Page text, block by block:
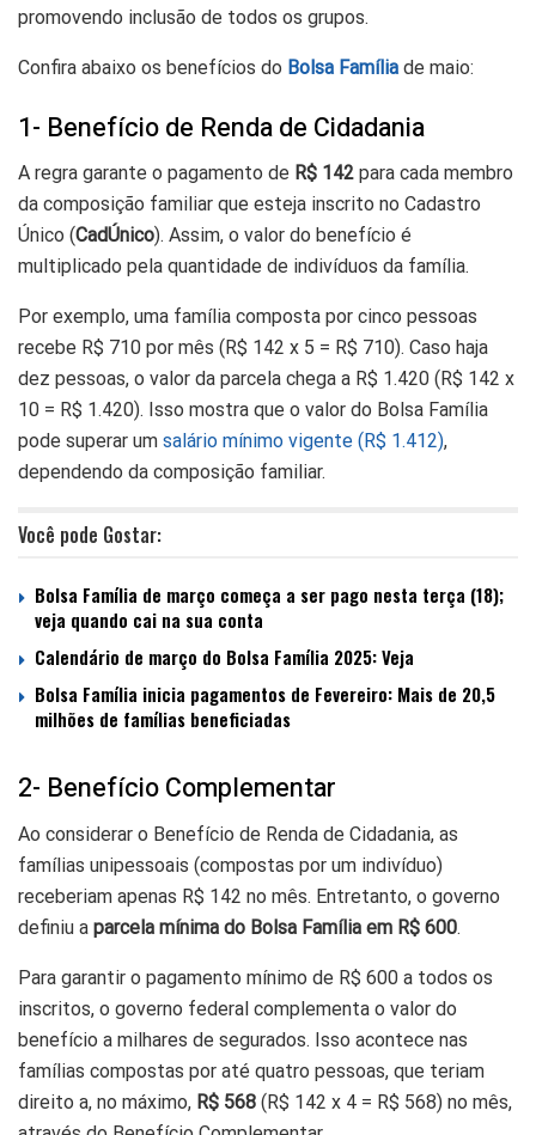
promovendo inclusão de todos os grupos.
Confira abaixo os benefícios do Bolsa Família de maio:
1- Benefício de Renda de Cidadania
A regra garante o pagamento de R$ 142 para cada membro
da composição familiar que esteja inscrito no Cadastro
Único (CadÚnico). Assim, o valor do benefício é
multiplicado pela quantidade de indivíduos da família.
Por exemplo, uma família composta por cinco pessoas
recebe R$ 710 por mês (R$ 142 x 5 = R$ 710). Caso haja
dez pessoas, o valor da parcela chega a R$ 1.420 (R$ 142 x
10 = R$ 1.420). Isso mostra que o valor do Bolsa Família
pode superar um salário mínimo vigente (R$ 1.412),
dependendo da composição familiar.
Você pode Gostar:
Bolsa Família de março começa a ser pago nesta terça (18);
veja quando cai na sua conta
Calendário de março do Bolsa Família 2025: Veja
Bolsa Família inicia pagamentos de Fevereiro: Mais de 20,5
milhões de famílias beneficiadas
2- Benefício Complementar
Ao considerar o Benefício de Renda de Cidadania, as
famílias unipessoais (compostas por um indivíduo)
receberiam apenas R$ 142 no mês. Entretanto, o governo
definiu a parcela mínima do Bolsa Família em R$ 600.
Para garantir o pagamento mínimo de R$ 600 a todos os
inscritos, o governo federal complementa o valor do
benefício a milhares de segurados. Isso acontece nas
famílias compostas por até quatro pessoas, que teriam
direito a, no máximo, R$ 568 (R$ 142 x 4 = R$ 568) no mês,